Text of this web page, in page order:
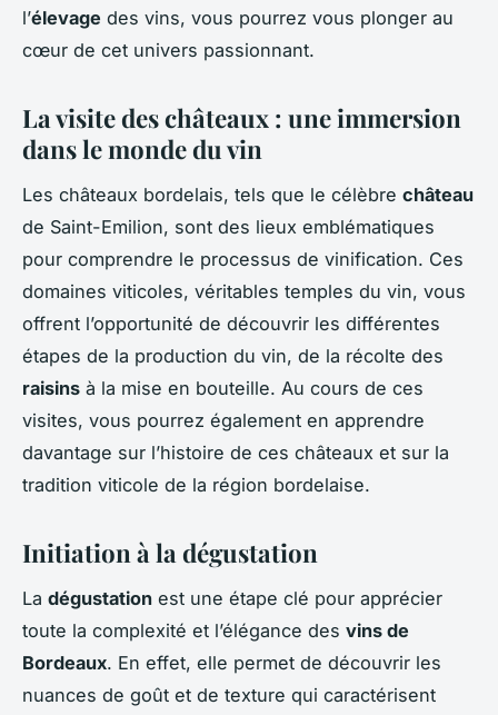
l’élevage des vins, vous pourrez vous plonger au
cœur de cet univers passionnant.
La visite des châteaux : une immersion
dans le monde du vin
Les châteaux bordelais, tels que le célèbre château
de Saint-Emilion, sont des lieux emblématiques
pour comprendre le processus de vinification. Ces
domaines viticoles, véritables temples du vin, vous
offrent l’opportunité de découvrir les différentes
étapes de la production du vin, de la récolte des
raisins à la mise en bouteille. Au cours de ces
visites, vous pourrez également en apprendre
davantage sur l’histoire de ces châteaux et sur la
tradition viticole de la région bordelaise.
Initiation à la dégustation
La dégustation est une étape clé pour apprécier
toute la complexité et l’élégance des vins de
Bordeaux. En effet, elle permet de découvrir les
nuances de goût et de texture qui caractérisent